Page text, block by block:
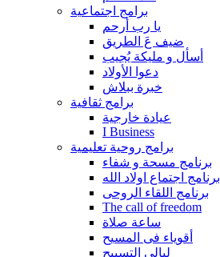
برامج اجتماعية
يا رب أرحم
ضيف عَ الطريق
أسأل و مليكة يُجيب
دعوا الأولاد
خبرة ببلاش
برامج ثقافية
عيادة خارجية
I Business
برامج روحية تعليمية
برنامج مسحة و شفاء
برنامج اجتماع اولاد الله
برنامج اللقاء الروحى
The call of freedom
ساعة صلاة
أقوياء فى المسيح
ليالي التسبيح